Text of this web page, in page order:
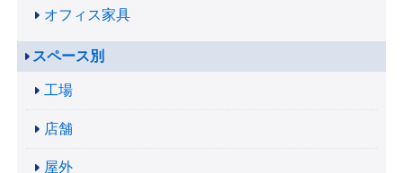
オフィス家具
スペース別
工場
店舗
屋外